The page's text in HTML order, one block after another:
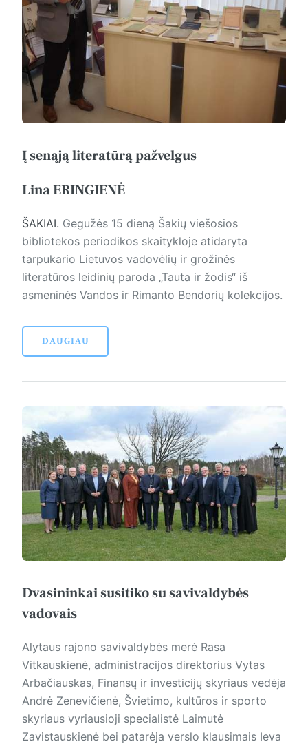
Į senąją literatūrą pažvelgus
Lina ERINGIENĖ
ŠAKIAI. Gegužės 15 dieną Šakių viešosios
bibliotekos periodikos skaitykloje atidaryta
tarpukario Lietuvos vadovėlių ir grožinės
literatūros leidinių paroda „Tauta ir žodis“ iš
asmeninės Vandos ir Rimanto Bendorių kolekcijos.
DAUGIAU
Dvasininkai susitiko su savivaldybės
vadovais
Alytaus rajono savivaldybės merė Rasa
Vitkauskienė, administracijos direktorius Vytas
Arbačiauskas, Finansų ir investicijų skyriaus vedėja
Andrė Zenevičienė, Švietimo, kultūros ir sporto
skyriaus vyriausioji specialistė Laimutė
Zavistauskienė bei patarėja verslo klausimais Ieva